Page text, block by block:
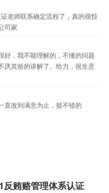
老师联系确定流程了，真的很惊
司家
好，我不能理解的，不懂的问题
厌其烦的讲解了。给力，祝生意
直改到满意为止，挺不错的
反贿赂管理体系认证